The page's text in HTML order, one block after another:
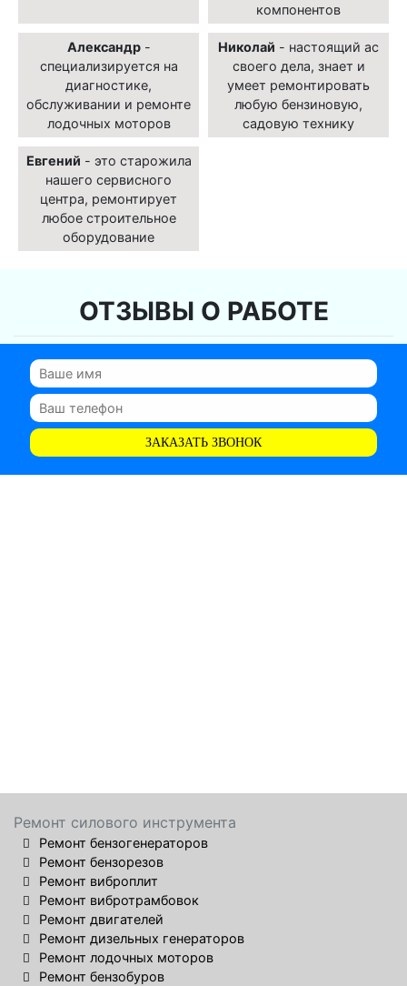
компонентов
Александр-
специализируется на
диагностике,
обслуживании и ремонте
лодочных моторов
Николай - настоящий ас
своего дела, знает и
умеет ремонтировать
любую бензиновую,
садовую технику
Евгений - это старожила
нашего сервисного
центра, ремонтирует
любое строительное
оборудование
ОТЗЫВЫ О РАБОТЕ
ЗАКАЗАТЬ ЗВОНОК
Ремонт силового инструмента
Ремонт бензогенераторов
Ремонт бензорезов
Ремонт виброплит
Ремонт вибротрамбовок
Ремонт двигателей
Ремонт дизельных генераторов
Ремонт лодочных моторов
Ремонт бензобуров